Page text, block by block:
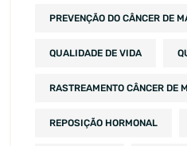
PREVENÇÃO DO CÂNCER DE
QUALIDADE DE VIDA
RASTREAMENTO CÂNCER DE
REPOSIÇÃO HORMONAL